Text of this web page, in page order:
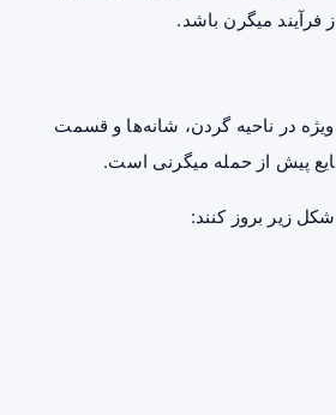
میگرن باشد.
در ناحیه گردن، شانه‌ها و قسمت
پیش از حمله میگرنی است.
زیر بروز کنند: